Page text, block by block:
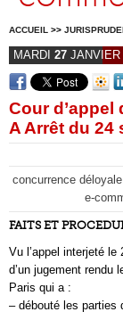
ACCUEIL >>
MARDI 27 JANVIER
Cour d’appel
A Arrêt du 24
concurrence
e-
FAITS ET
Vu l’appel interjeté
d’un jugement rendu
Paris qui a :
– débouté les parties